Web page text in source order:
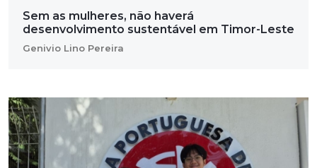
Sem as mulheres, não haverá
desenvolvimento sustentável em Timor-Leste
Genivio Lino Pereira